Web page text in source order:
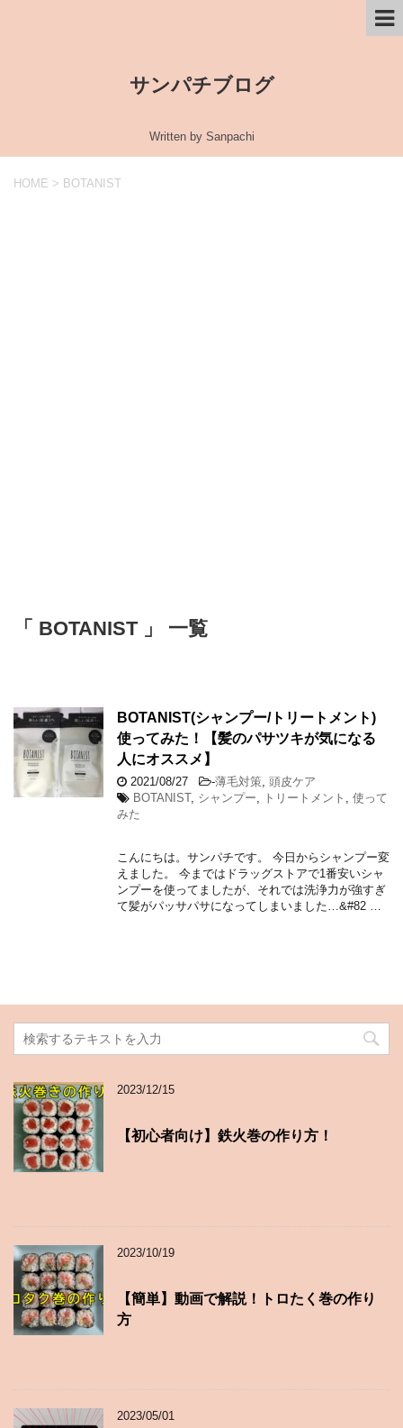
サンパチブログ
Written by Sanpachi
HOME > BOTANIST
「 BOTANIST 」 一覧
BOTANIST(シャンプー/トリートメント)
使ってみた！【髪のパサツキが気になる
人にオススメ】
2021/08/27 -薄毛対策, 頭皮ケア
BOTANIST, シャンプー, トリートメント , 使って
みた
こんにちは。サンパチです。 今日からシャンプー変
えました。 今まではドラッグストアで1番安いシャ
ンプーを使ってましたが、それでは洗浄力が強すぎ
て髪がパッサパサになってしまいました…&#82 …
2023/12/15
【初心者向け】鉄火巻の作り方！
2023/10/19
【簡単】動画で解説！トロたく巻の作り
方
2023/05/01